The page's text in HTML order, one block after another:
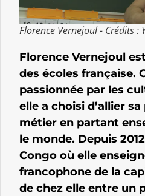
Florence Vernejoul - Crédits :
Florence Vernejoul
des écoles française.
passionnée par les
elle a choisi d’allier
métier en partant
le monde. Depuis
Congo où elle
francophone de la
de chez elle entre un